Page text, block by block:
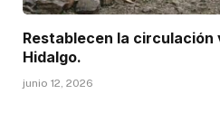
Restablecen la
Hidalgo.
junio 12, 2026